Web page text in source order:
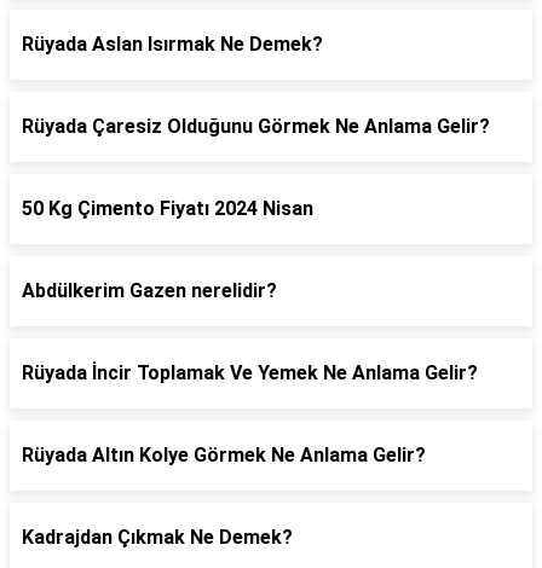
Rüyada Aslan Isırmak Ne Demek?
Rüyada Çaresiz Olduğunu Görmek Ne Anlama Gelir?
50 Kg Çimento Fiyatı 2024 Nisan
Abdülkerim Gazen nerelidir?
Rüyada İncir Toplamak Ve Yemek Ne Anlama Gelir?
Rüyada Altın Kolye Görmek Ne Anlama Gelir?
Kadrajdan Çıkmak Ne Demek?